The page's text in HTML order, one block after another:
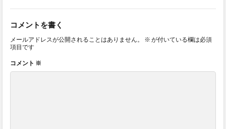
コメントを書く
メールアドレスが公開されることはありません。 ※ が付いている欄は必須
項目です
コメント ※